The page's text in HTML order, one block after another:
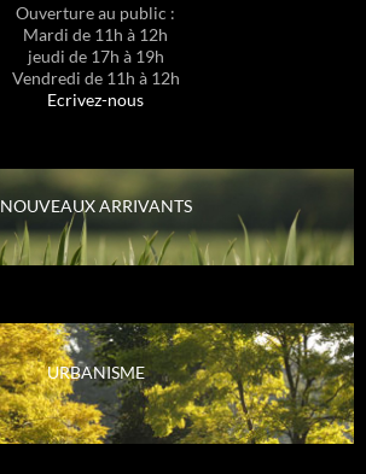
Ouverture au public :
Mardi de 11h à 12h
jeudi de 17h à 19h
Vendredi de 11h à 12h
Ecrivez-nous
NOUVEAUX ARRIVANTS
URBANISME